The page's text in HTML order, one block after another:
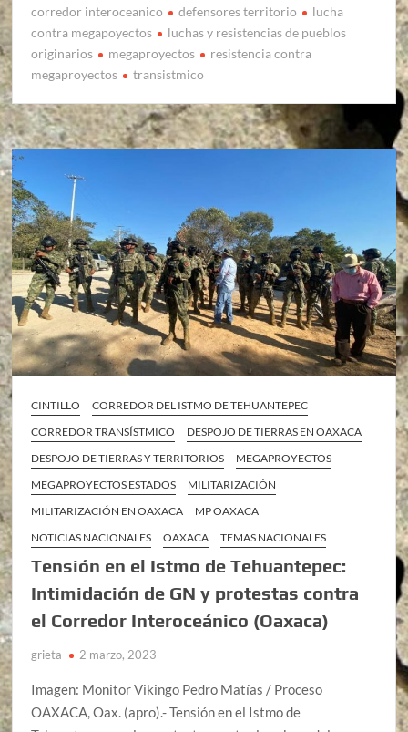
corredor interoceanico defensores territorio
lucha
contra megapoyectos
luchas y resistencias de pueblos
originarios
megaproyectos
resistencia contra
megaproyectos
transistmico
CINTILLO
CORREDOR DEL ISTMO DE TEHUANTEPEC
CORREDOR TRANSÍSTMICO
DESPOJO DE TIERRAS EN OAXACA
DESPOJO DE TIERRAS Y TERRITORIOS
MEGAPROYECTOS
MEGAPROYECTOS ESTADOS
MILITARIZACIÓN
MILITARIZACIÓN EN OAXACA
MP OAXACA
NOTICIAS NACIONALES
OAXACA TEMAS NACIONALES
Tensión en el Istmo de Tehuantepec:
Intimidación de GN y protestas contra
el Corredor Interoceánico (Oaxaca)
grieta 2 marzo, 2023
Imagen: Monitor Vikingo Pedro Matías / Proceso
OAXACA, Oax. (apro).- Tensión en el Istmo de